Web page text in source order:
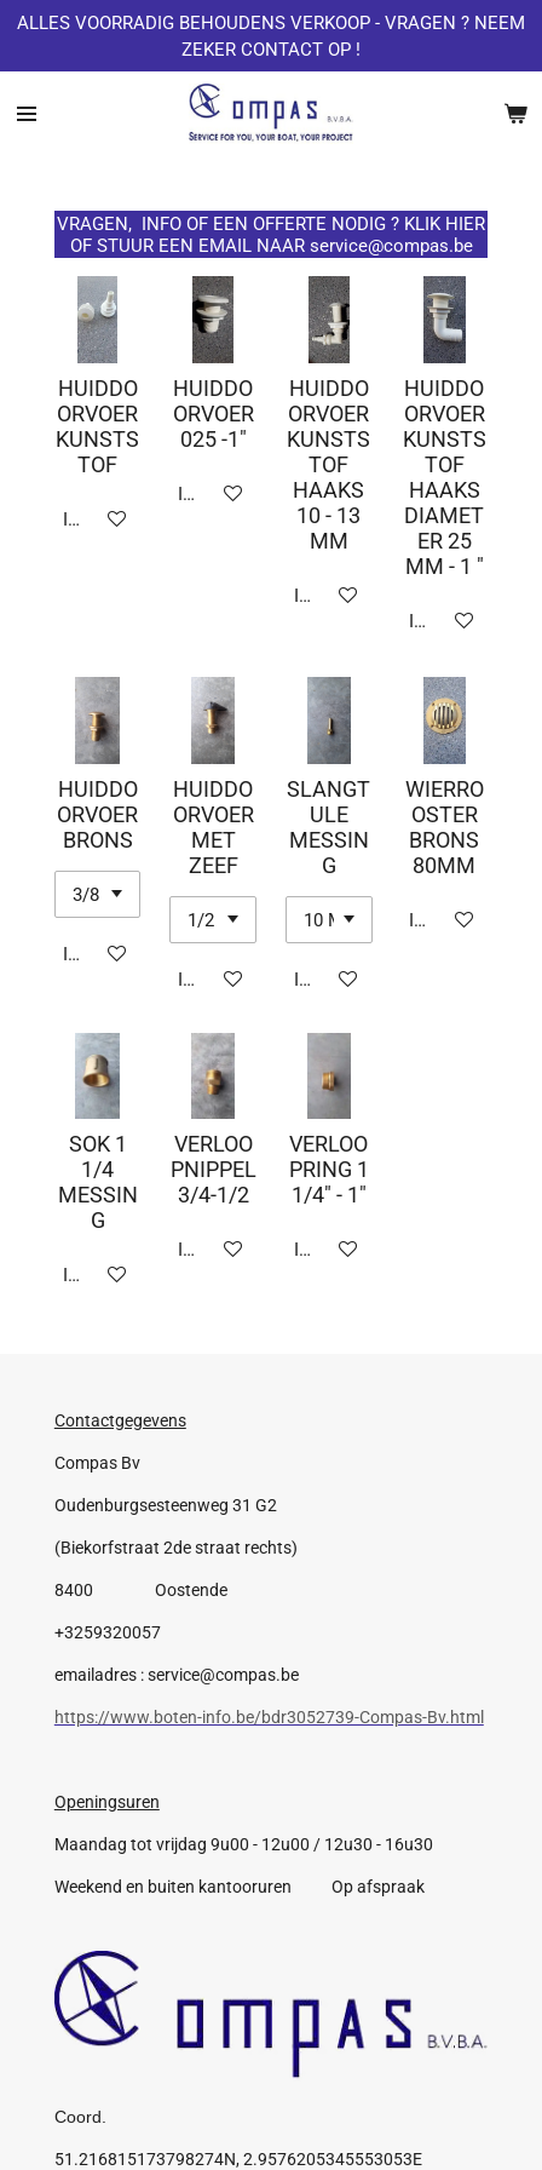
Ga
naar
de
ALLES VOORRADIG BEHOUDENS VERKOOP - VRAGEN ? NEEM
ZEKER CONTACT OP !
VRAGEN, INFO OF EEN OFFERTE NODIG ? KLIK HIER
OF STUUR EEN EMAIL NAAR service@compas.be
HUIDDO
ORVOER
KUNSTS
TOF
In winkelwagen
HUIDDO
ORVOER
025 -1"
In winkelwagen
HUIDDO
ORVOER
KUNSTS
TOF
HAAKS
10 - 13
MM
In winkelwagen
HUIDDO
ORVOER
KUNSTS
TOF
HAAKS
DIAMET
ER 25
MM - 1 "
In winkelwagen
HUIDDO
ORVOER
BRONS
In winkelwagen
HUIDDO
ORVOER
MET
ZEEF
In winkelwagen
SLANGT
ULE
MESSIN
G
In winkelwagen
WIERRO
OSTER
BRONS
80MM
In winkelwagen
SOK 1
1/4
MESSIN
G
In winkelwagen
VERLOO
PNIPPEL
3/4-1/2
In winkelwagen
VERLOO
PRING 1
1/4" - 1"
In winkelwagen
Contactgegevens
Compas Bv
Oudenburgsesteenweg 31 G2
(Biekorfstraat 2de straat rechts)
8400 Oostende
+3259320057
emailadres : service@compas.be
https://www.boten-info.be/bdr3052739-Compas-Bv.html
Openingsuren
Maandag tot vrijdag 9u00 - 12u00 / 12u30 - 16u30
Weekend en buiten kantooruren Op afspraak
Coord.
51.216815173798274N, 2.9576205345553053E